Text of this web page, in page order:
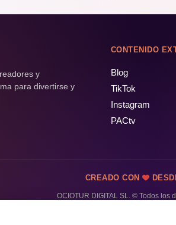
y
para divertirse y
CONTENIDO
Blog
TikTok
Instagram
PACtv
CREADO CON
OCIOTUR DIGITAL SL. © Todos los